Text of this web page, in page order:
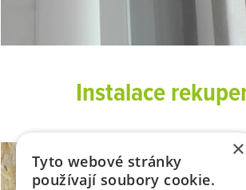
Instalace
×
Tyto webové stránky
používají soubory cookie.